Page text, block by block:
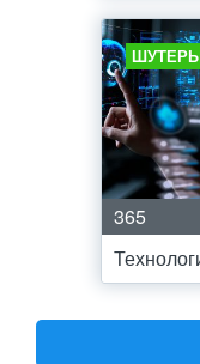
365